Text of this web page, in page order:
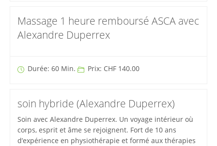
Massage 1 heure remboursé ASCA avec
Alexandre Duperrex
Durée: 60 Min. Prix: CHF 140.00
soin hybride (Alexandre Duperrex)
Soin avec Alexandre Duperrex. Un voyage intérieur où
corps, esprit et âme se rejoignent. Fort de 10 ans
d’expérience en physiothérapie et formé aux thérapies